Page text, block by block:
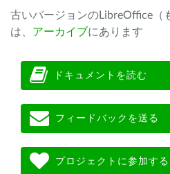
古いバージョンのLibreOffice（
は、 アーカイブにあります
ドキュメントを読む
フィードバックを送る
プロジェクトに参加する